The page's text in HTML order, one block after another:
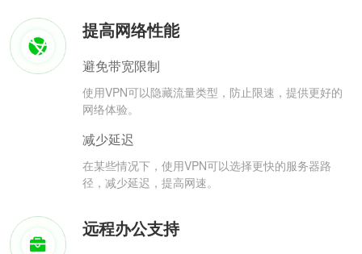
提高网络性能
避免带宽限制
使用VPN可以隐藏流量类型，防止限速，提供更好的
网络体验。
减少延迟
在某些情况下，使用VPN可以选择更快的服务器路
径，减少延迟，提高网速。
远程办公支持